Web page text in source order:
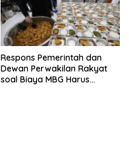
Respons Pemerintah dan
Dewan Perwakilan Rakyat
soal Biaya MBG Harus